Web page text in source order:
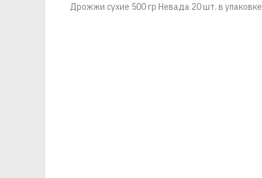
Дрожжи сухие 500 гр Невада 20 шт. в упаковке